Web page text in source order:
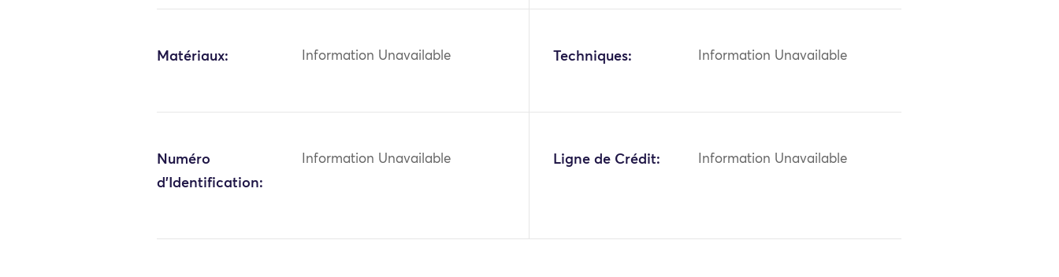
Matériaux: Information Unavailable Techniques: Information Unavailable
Numéro
d'Identification:
Information Unavailable Ligne de Crédit: Information Unavailable